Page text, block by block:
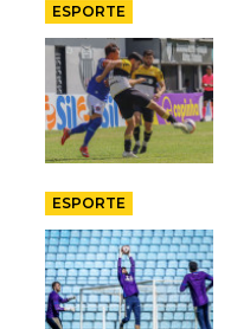
ESPORTE
ESPORTE